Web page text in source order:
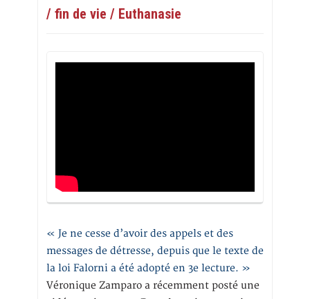
/ fin de vie / Euthanasie
« Je ne cesse d’avoir des appels et des
messages de détresse, depuis que le texte de
la loi Falorni a été adopté en 3e lecture. »
Véronique Zamparo a récemment posté une